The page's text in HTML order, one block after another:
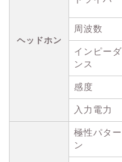
ヘッドホン
周波数
インピーダ
ンス
感度
入力電力
極性パター
ン